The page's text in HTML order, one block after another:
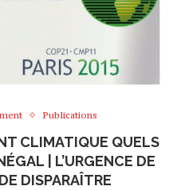
Publications
CLIMATIQUE QUELS
| L’URGENCE DE
DISPARAÎTRE